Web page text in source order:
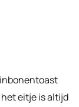
eitje is altijd